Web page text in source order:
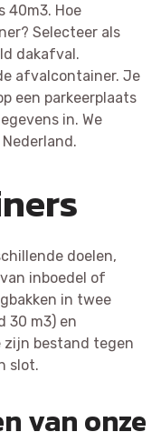
40m3. Hoe
Selecteer als
dakafval.
afvalcontainer. Je
een parkeerplaats
in. We
doelen,
inboedel of
in twee
30 m3) en
zijn bestand tegen
slot.
van onze